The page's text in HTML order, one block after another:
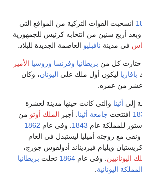
انسحبت القوات التركية من المواقع التي
. وبعد أربع سنين من انتخابه كرئيس للجمهورية
في مدينة نافبليو العاصمة الجديدة للبلاد.
كل من بريطانيا وفرنسا وروسيا الأمير
بافاريا ليكون أول ملك على اليونان، وكان
عشر من عمره.
إلى أثينا والتي كانت حينها مدينة لعشرة
افتتحت جامعة أثينا . أجبر الملك أوتو من
للمملكة عام 1843 . وفي عام 1862
مع زوجته أميليا ليستبدل في العام
ويليام فيرديناند أدولفوس جورج،
اليونانيين . وفي عام 1864 تخلت بريطانيا
المملكة اليونانية